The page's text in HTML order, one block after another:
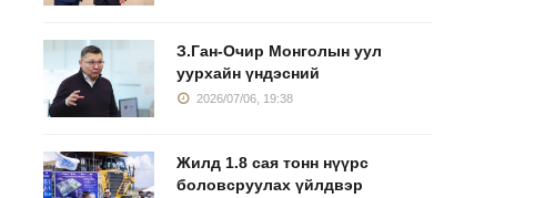
З.Ган-Очир Монголын уул
уурхайн үндэсний
2026/07/06, 19:38
Жилд 1.8 сая тонн нүүрс
боловсруулах үйлдвэр